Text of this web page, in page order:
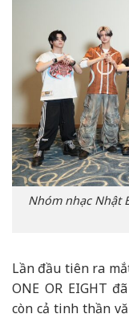
Nhóm nhạc Nhật
Lần đầu tiên ra
ONE OR EIGHT
còn cả tinh thần